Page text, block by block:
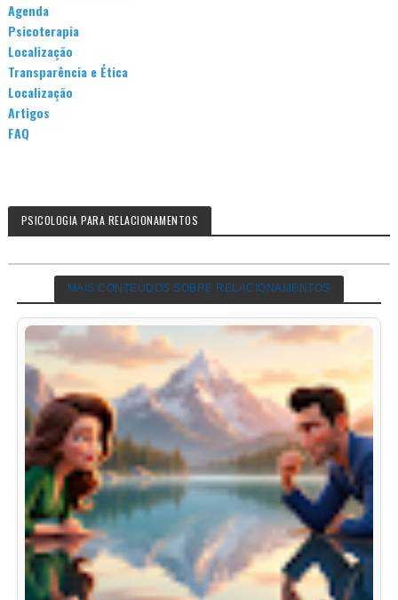
Agenda
Psicoterapia
Localização
Transparência e Ética
Localização
Artigos
FAQ
PSICOLOGIA PARA RELACIONAMENTOS
MAIS CONTEÚDOS SOBRE RELACIONAMENTOS